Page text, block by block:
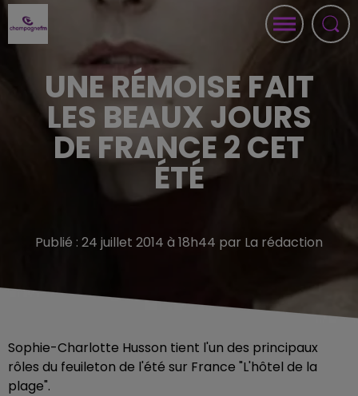
UNE RÉMOISE FAIT
LES BEAUX JOURS
DE FRANCE 2 CET
ÉTÉ
Publié : 24 juillet 2014 à 18h44 par La rédaction
Sophie-Charlotte Husson tient l'un des principaux
rôles du feuileton de l'été sur France "L'hôtel de la
plage".